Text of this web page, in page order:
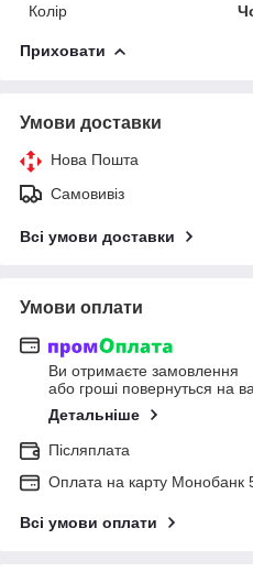
Колір
Приховати
Умови доставки
Нова Пошта
Самовивіз
Всі умови доставки
Умови оплати
Ви отримаєте замовлення
або гроші повернуться на
Детальніше
Післяплата
Оплата на карту Монобанк
Всі умови оплати